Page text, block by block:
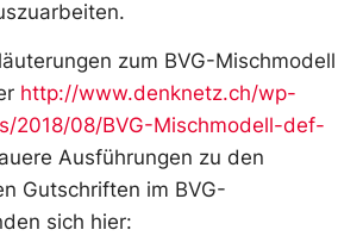
zum BVG-Mischmodell
http://www.denknetz.ch/wp-
2018/08/BVG-Mischmodell-def-
Ausführungen zu den
Gutschriften im BVG-
sich hier: